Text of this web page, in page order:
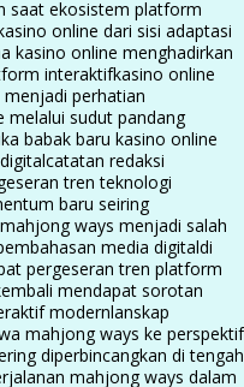
saat ekosistem platform
online dari sisi adaptasi
kasino online menghadirkan
interaktifkasino online
perhatian
melalui sudut pandang
babak baru kasino online
catatan redaksi
tren teknologi
baru seiring
mahjong ways menjadi salah
media digitaldi
pergeseran tren platform
mendapat sorotan
modernlanskap
mahjong ways ke perspektif
diperbincangkan di tengah
mahjong ways dalam